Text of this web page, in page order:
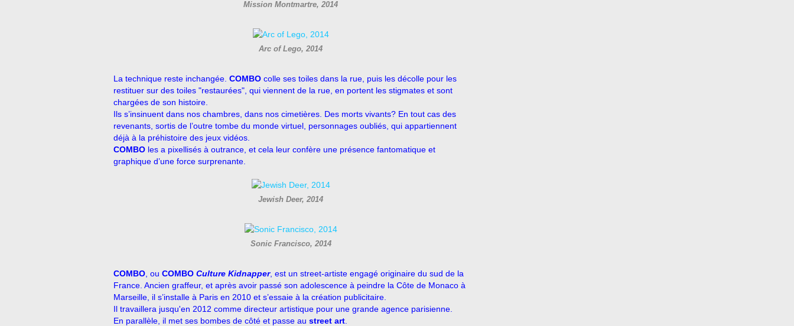
Mission Montmartre, 2014
Arc of Lego, 2014
La technique reste inchangée. COMBO colle ses toiles dans la rue, puis les décolle pour les
restituer sur des toiles "restaurées", qui viennent de la rue, en portent les stigmates et sont
chargées de son histoire.
Ils s’insinuent dans nos chambres, dans nos cimetières. Des morts vivants? En tout cas des
revenants, sortis de l’outre tombe du monde virtuel, personnages oubliés, qui appartiennent
déjà à la préhistoire des jeux vidéos.
COMBO les a pixellisés à outrance, et cela leur confère une présence fantomatique et
graphique d’une force surprenante.
Jewish Deer, 2014
Sonic Francisco, 2014
COMBO , ou COMBO Culture Kidnapper, est un street-artiste engagé originaire du sud de la
France. Ancien graffeur, et après avoir passé son adolescence à peindre la Côte de Monaco à
Marseille, il s’installe à Paris en 2010 et s’essaie à la création publicitaire.
Il travaillera jusqu'en 2012 comme directeur artistique pour une grande agence parisienne.
En parallèle, il met ses bombes de côté et passe au street art